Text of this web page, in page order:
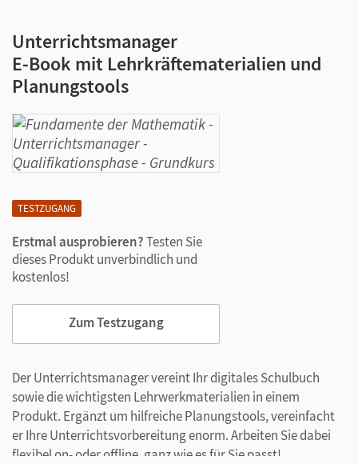
TESTZUGANG
Erstmal ausprobieren?Testen Sie
dieses Produkt unverbindlich und
kostenlos!
Zum Testzugang
Unterrichtsmanager
E-Book mit Lehrkräftematerialien und
Planungstools
Der Unterrichtsmanager vereint Ihr digitales Schulbuch
sowie die wichtigsten Lehrwerkmaterialien in einem
Produkt. Ergänzt um hilfreiche Planungstools, vereinfacht
er Ihre Unterrichtsvorbereitung enorm. Arbeiten Sie dabei
flexibel on- oder offline, ganz wie es für Sie passt!